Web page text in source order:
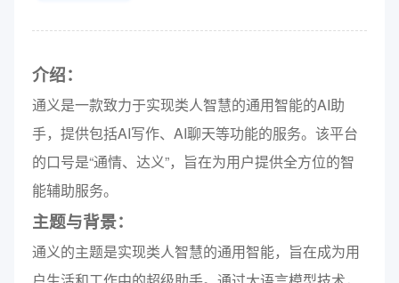
介绍：
通义是一款致力于实现类人智慧的通用智能的AI助
手，提供包括AI写作、AI聊天等功能的服务。该平台
的口号是“通情、达义”，旨在为用户提供全方位的智
能辅助服务。
主题与背景：
通义的主题是实现类人智慧的通用智能，旨在成为用